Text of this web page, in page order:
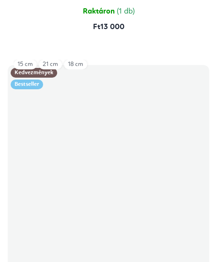
csillag.
Raktáron (1 db)
Ft13 000
Kedvezmények
Bestseller
15 cm 21 cm 18 cm